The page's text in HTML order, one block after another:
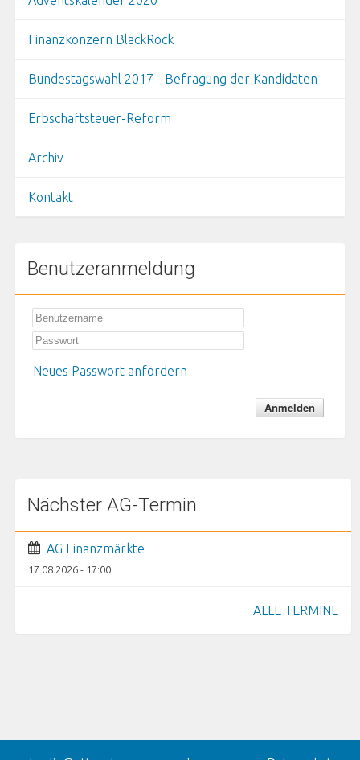
Finanzkonzern BlackRock
Bundestagswahl 2017 - Befragung der Kandidaten
Erbschaftsteuer-Reform
Archiv
Kontakt
Benutzeranmeldung
Neues Passwort anfordern
Nächster AG-Termin
AG Finanzmärkte
17.08.2026 - 17:00
ALLE TERMINE